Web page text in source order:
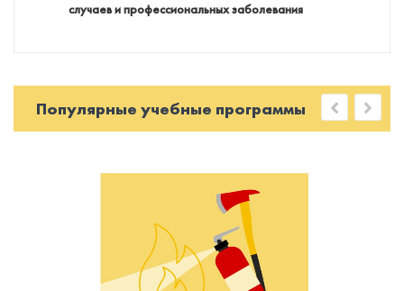
случаев и профессиональных заболевания
Популярные учебные программы